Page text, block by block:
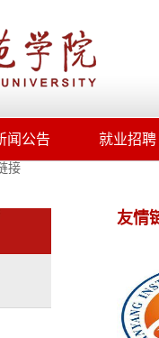
闻公告 就业招聘
接
友情